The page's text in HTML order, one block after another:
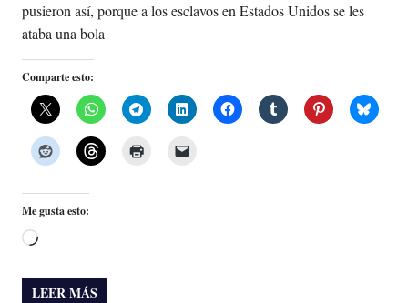
pusieron así, porque a los esclavos en Estados Unidos se les
ataba una bola
Comparte esto:
Me gusta esto:
Cargando...
LEER MÁS